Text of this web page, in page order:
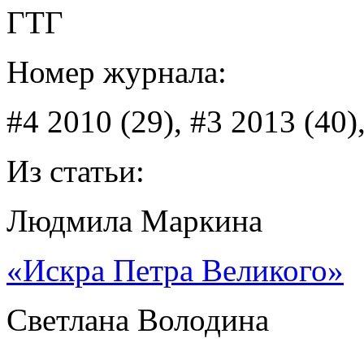
ГТГ
Номер журнала:
#4 2010 (29), #3 2013
Из статьи:
Людмила Маркина
«Искра Петра Великого»
Светлана Володина